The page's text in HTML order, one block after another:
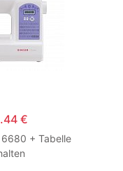
€
+ Tabelle